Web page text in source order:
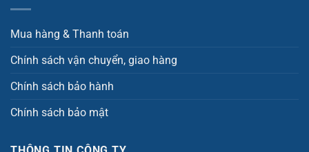
Mua hàng & Thanh toán
Chính sách vận chuyển, giao hàng
Chính sách bảo hành
Chính sách bảo mật